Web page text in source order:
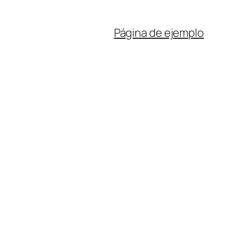
Página de ejemplo